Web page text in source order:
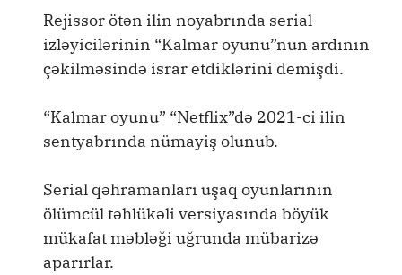
Rejissor ötən ilin noyabrında serial
izləyicilərinin “Kalmar oyunu”nun ardının
çəkilməsində israr etdiklərini demişdi.
“Kalmar oyunu” “Netflix”də 2021-ci ilin
sentyabrında nümayiş olunub.
Serial qəhramanları uşaq oyunlarının
ölümcül təhlükəli versiyasında böyük
mükafat məbləği uğrunda mübarizə
aparırlar.